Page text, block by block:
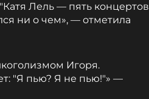
Лель — пять концертов
ни о чем», — отметила
Игоря.
"Я пью? Я не пью!"» —